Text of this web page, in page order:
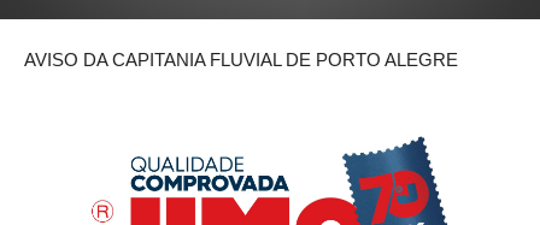
AVISO DA CAPITANIA FLUVIAL DE PORTO ALEGRE